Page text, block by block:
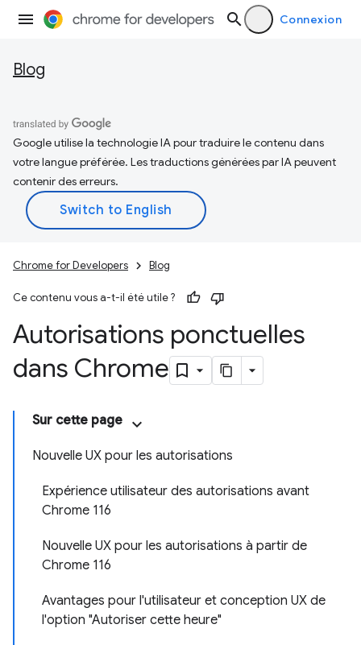
Connexion
Blog
Google utilise la technologie IA pour traduire le contenu dans
votre langue préférée. Les traductions générées par IA peuvent
contenir des erreurs.
Chrome for Developers Blog
Ce contenu vous a-t-il été utile ?
Autorisations ponctuelles
dans Chrome
Sur cette page
Nouvelle UX pour les autorisations
Expérience utilisateur des autorisations avant
Chrome 116
Nouvelle UX pour les autorisations à partir de
Chrome 116
Avantages pour l'utilisateur et conception UX de
l'option "Autoriser cette heure"